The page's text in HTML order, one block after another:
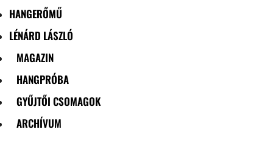
HANGERŐMŰ
LÉNÁRD LÁSZLÓ
MAGAZIN
HANGPRÓBA
GYŰJTŐI CSOMAGOK
ARCHÍVUM